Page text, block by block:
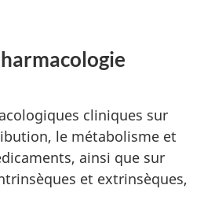
cliniques sur
le métabolisme et
ainsi que sur
et extrinsèques,